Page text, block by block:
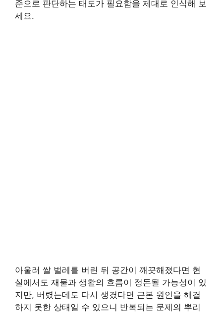
준으로 판단하는 태도가 필요함을 제대로 인식해 보
세요.
아울러 쌀 벌레를 버린 뒤 공간이 깨끗해졌다면 현
실에서도 재물과 생활의 흐름이 정돈될 가능성이 있
지만, 버렸는데도 다시 생겼다면 근본 원인을 해결
하지 못한 상태일 수 있으니 반복되는 문제의 뿌리